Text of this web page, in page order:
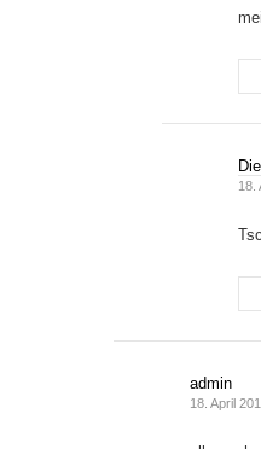
18.
admin
18. April